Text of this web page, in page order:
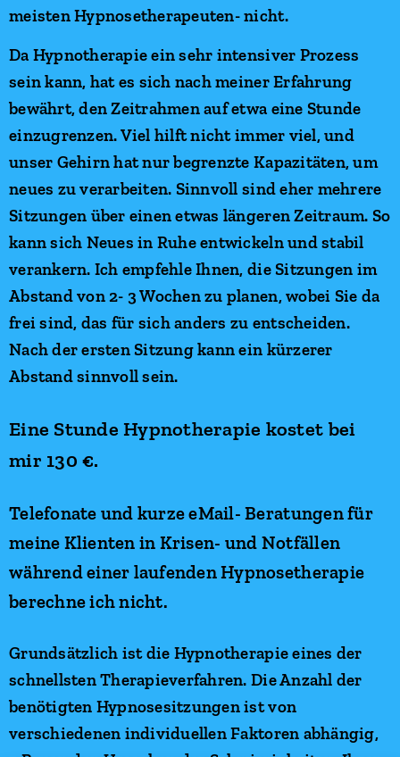
meisten Hypnosetherapeuten- nicht.
Da Hypnotherapie ein sehr intensiver Prozess
sein kann, hat es sich nach meiner Erfahrung
bewährt, den Zeitrahmen auf etwa eine Stunde
einzugrenzen. Viel hilft nicht immer viel, und
unser Gehirn hat nur begrenzte Kapazitäten, um
neues zu verarbeiten. Sinnvoll sind eher mehrere
Sitzungen über einen etwas längeren Zeitraum. So
kann sich Neues in Ruhe entwickeln und stabil
verankern. Ich empfehle Ihnen, die Sitzungen im
Abstand von 2- 3 Wochen zu planen, wobei Sie da
frei sind, das für sich anders zu entscheiden.
Nach der ersten Sitzung kann ein kürzerer
Abstand sinnvoll sein.
Eine Stunde Hypnotherapie kostet bei
mir 130 €.
Telefonate und kurze eMail- Beratungen für
meine Klienten in Krisen- und Notfällen
während einer laufenden Hypnosetherapie
berechne ich nicht.
Grundsätzlich ist die Hypnotherapie eines der
schnellsten Therapieverfahren. Die Anzahl der
benötigten Hypnosesitzungen ist von
verschiedenen individuellen Faktoren abhängig,